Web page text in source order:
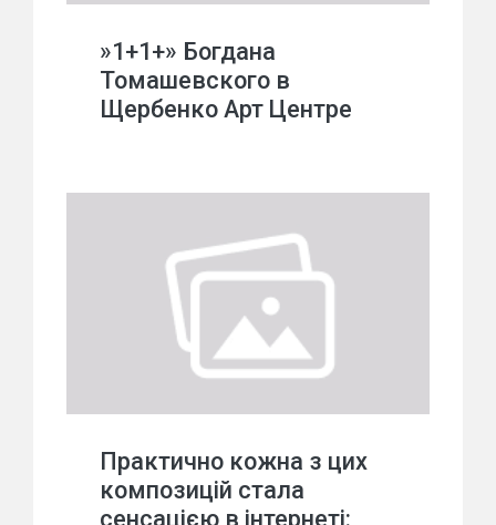
»1+1+» Богдана
Томашевского в
Щербенко Арт Центре
Практично кожна з цих
композицій стала
сенсацією в інтернеті: